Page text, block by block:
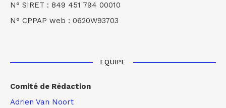
N° SIRET : 849 451 794 00010
N° CPPAP web : 0620W93703
EQUIPE
Comité de Rédaction
Adrien Van Noort